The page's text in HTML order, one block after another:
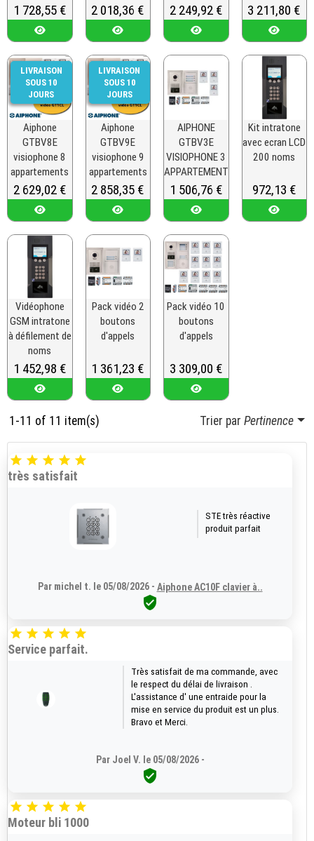
Prix
1 728,55 € Prix
2 018,36 € Prix
2 249,92 € Prix
3 211,80 €
Aiphone
GTBV8E
visiophone 8
appartements
LIVRAISON
SOUS 10
JOURS
Prix
2 629,02 €
Aiphone
GTBV9E
visiophone 9
appartements
LIVRAISON
SOUS 10
JOURS
Prix
2 858,35 €
AIPHONE
GTBV3E
VISIOPHONE 3
APPARTEMENTS
Prix
1 506,76 €
Kit intratone
avec ecran LCD
200 noms
Prix
972,13 €
Vidéophone
GSM intratone
à défilement de
noms
Prix
1 452,98 €
Pack vidéo 2
boutons
d'appels
Prix
1 361,23 €
Pack vidéo 10
boutons
d'appels
Prix
3 309,00 €
1-11 of 11 item(s) Trier par Pertinence
    
très satisfait
STE très réactive
produit parfait
Par michel t. le 05/08/2026 - Aiphone AC10F clavier à..

    
Service parfait.
Très satisfait de ma commande, avec
le respect du délai de livraison .
L'assistance d' une entraide pour la
mise en service du produit est un plus.
Bravo et Merci.
Par Joel V. le 05/08/2026 -

    
Moteur bli 1000